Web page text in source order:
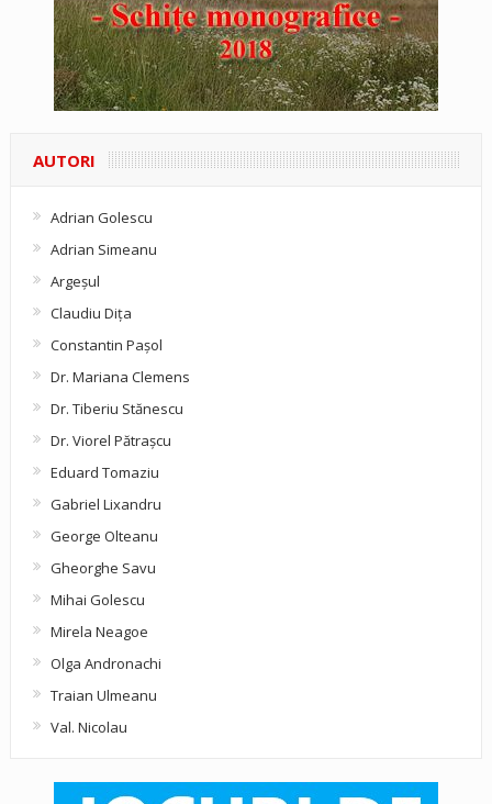
AUTORI
Adrian Golescu
Adrian Simeanu
Argeşul
Claudiu Diţa
Constantin Pașol
Dr. Mariana Clemens
Dr. Tiberiu Stănescu
Dr. Viorel Pătraşcu
Eduard Tomaziu
Gabriel Lixandru
George Olteanu
Gheorghe Savu
Mihai Golescu
Mirela Neagoe
Olga Andronachi
Traian Ulmeanu
Val. Nicolau